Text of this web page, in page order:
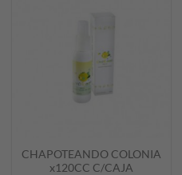
CHAPOTEANDO COLONIA
x120CC C/CAJA